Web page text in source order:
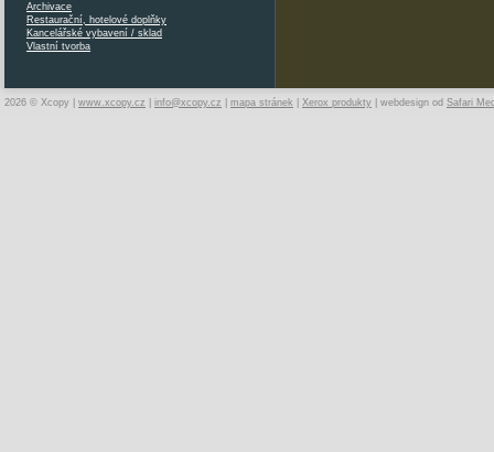
Archivace
Restaurační, hotelové doplňky
Kancelářské vybavení / sklad
Vlastní tvorba
2026 © Xcopy | www.xcopy.cz info@xcopy.cz mapa stránek Xerox produkty | webdesign od Safari